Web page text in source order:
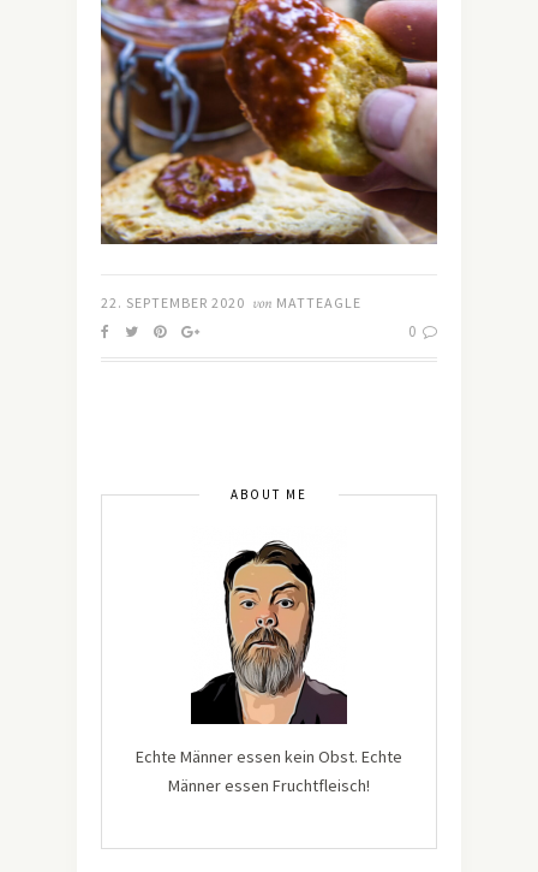
22. SEPTEMBER 2020 von MATTEAGLE
0
ABOUT ME
Echte Männer essen kein Obst. Echte
Männer essen Fruchtfleisch!